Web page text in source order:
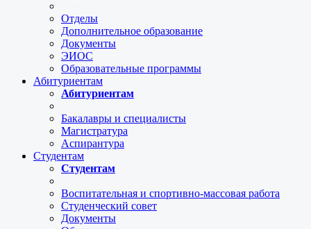
Отделы
Дополнительное образование
Документы
ЭИОС
Образовательные программы
Абитуриентам
Абитуриентам
Бакалавры и специалисты
Магистратура
Аспирантура
Студентам
Студентам
Воспитательная и спортивно-массовая работа
Студенческий совет
Документы